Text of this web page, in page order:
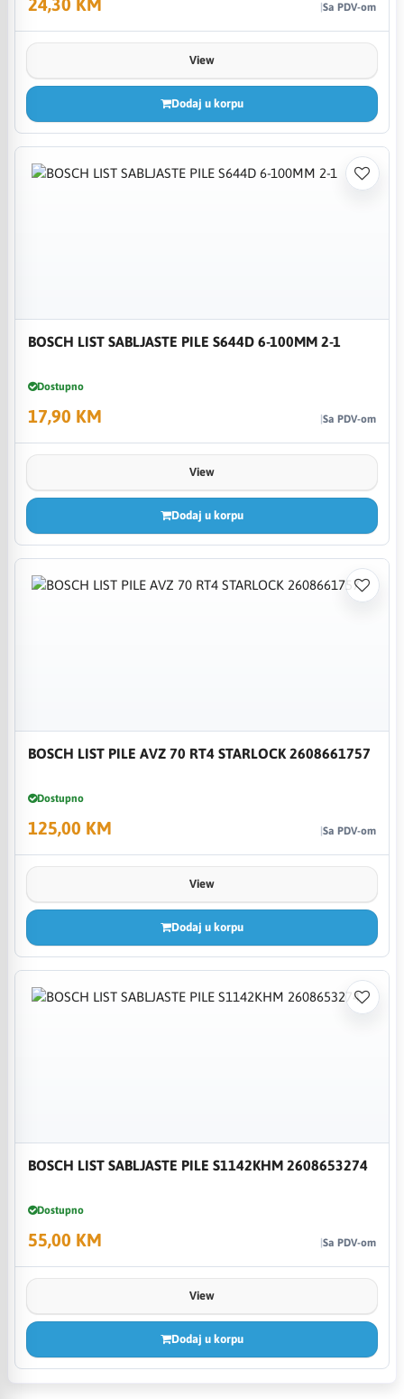
Sa PDV-om
View
Dodaj u korpu
BOSCH LIST SABLJASTE PILE S644D 6-100MM 2-1
Dostupno
17,90 KM Sa PDV-om
View
Dodaj u korpu
BOSCH LIST PILE AVZ 70 RT4 STARLOCK 2608661757
Dostupno
125,00 KM Sa PDV-om
View
Dodaj u korpu
BOSCH LIST SABLJASTE PILE S1142KHM 2608653274
Dostupno
55,00 KM Sa PDV-om
View
Dodaj u korpu